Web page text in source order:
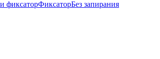
фиксаторФиксаторБез запирания